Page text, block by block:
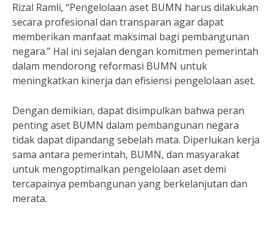
Rizal Ramli, “Pengelolaan aset BUMN harus dilakukan
secara profesional dan transparan agar dapat
memberikan manfaat maksimal bagi pembangunan
negara.” Hal ini sejalan dengan komitmen pemerintah
dalam mendorong reformasi BUMN untuk
meningkatkan kinerja dan efisiensi pengelolaan aset.
Dengan demikian, dapat disimpulkan bahwa peran
penting aset BUMN dalam pembangunan negara
tidak dapat dipandang sebelah mata. Diperlukan kerja
sama antara pemerintah, BUMN, dan masyarakat
untuk mengoptimalkan pengelolaan aset demi
tercapainya pembangunan yang berkelanjutan dan
merata.